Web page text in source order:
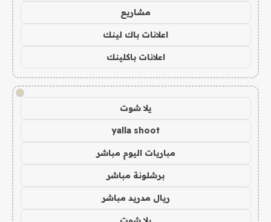
مشاريع
اعلانات باك لينك
اعلانات باكلينك
!
يلا شوت
yalla shoot
مباريات اليوم مباشر
برشلونة مباشر
ريال مدريد مباشر